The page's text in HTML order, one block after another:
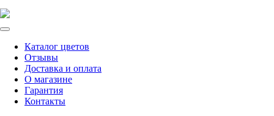
Каталог цветов
Отзывы
Доставка и оплата
О магазине
Гарантия
Контакты